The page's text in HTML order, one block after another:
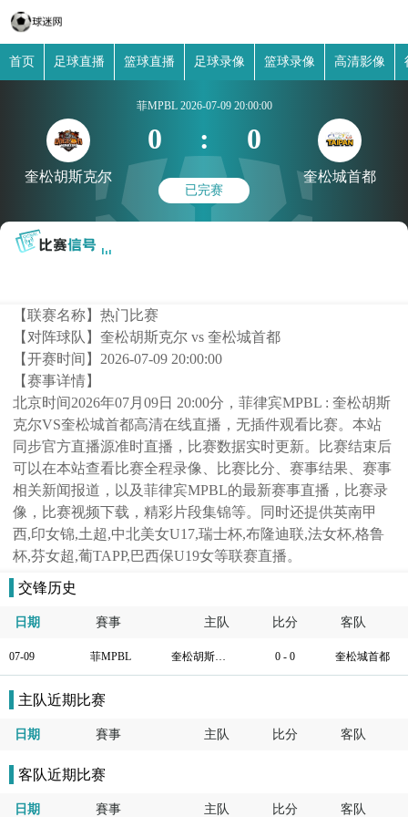
首页 足球直播 篮球直播 足球录像 篮球录像 高清影像
奎松胡斯克尔
菲MPBL 2026-07-09 20:00:00
0 : 0
已完赛
奎松城首都
【联赛名称】热门比赛
【对阵球队】奎松胡斯克尔 vs 奎松城首都
【开赛时间】 2026-07-09 20:00:00
【赛事详情】
北京时间2026年07月09日 20:00分，菲律宾MPBL : 奎松胡斯
克尔VS奎松城首都高清在线直播，无插件观看比赛。本站
同步官方直播源准时直播，比赛数据实时更新。比赛结束后
可以在本站查看比赛全程录像、比赛比分、赛事结果、赛事
相关新闻报道，以及菲律宾MPBL的最新赛事直播，比赛录
像，比赛视频下载，精彩片段集锦等。同时还提供英南甲
西,印女锦,土超,中北美女U17,瑞士杯,布隆迪联,法女杯,格鲁
杯,芬女超,葡TAPP,巴西保U19女等联赛直播。
交锋历史
日期 賽事 主队 比分 客队
07-09 菲MPBL 奎松胡斯克尔 0 - 0 奎松城首都
主队近期比赛
日期 賽事 主队 比分 客队
客队近期比赛
日期 賽事 主队 比分 客队